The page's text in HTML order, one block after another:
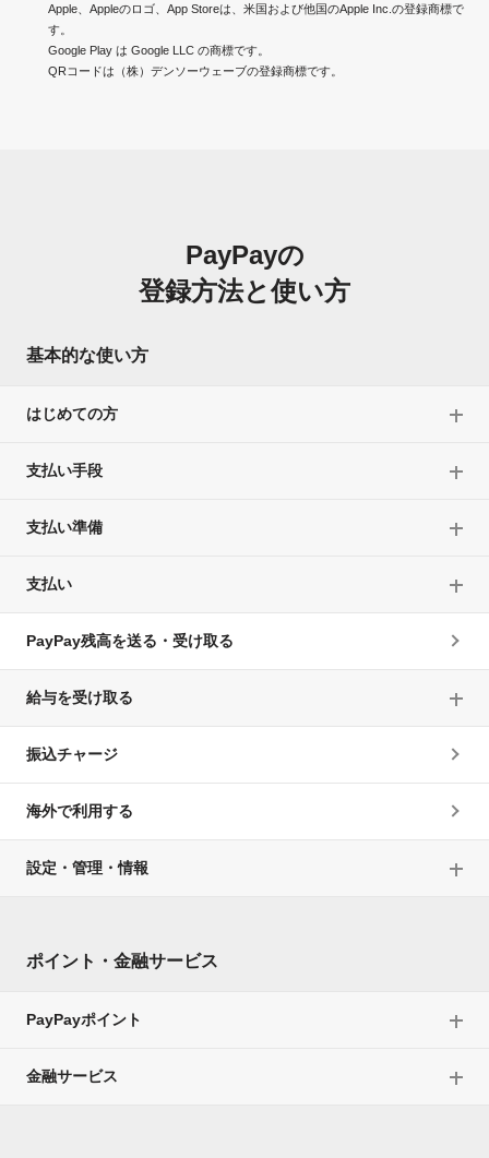
Apple、Appleのロゴ、App Storeは、米国および他国のApple Inc.の登録商標で
す。
Google Play は Google LLC の商標です。
QRコードは（株）デンソーウェーブの登録商標です。
PayPayの
登録方法と使い方
基本的な使い方
はじめての方
支払い手段
支払い準備
支払い
PayPay残高を送る・受け取る
給与を受け取る
振込チャージ
海外で利用する
設定・管理・情報
ポイント・金融サービス
PayPayポイント
金融サービス